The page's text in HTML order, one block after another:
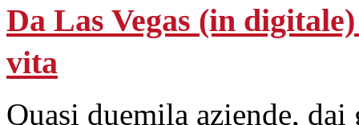
Da Las Vegas (in
vita
Quasi duemila aziende,